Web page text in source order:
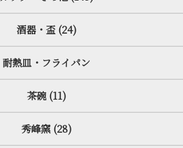
酒器・盃 (24)
耐熱皿・フライパン
茶碗 (11)
秀峰窯 (28)